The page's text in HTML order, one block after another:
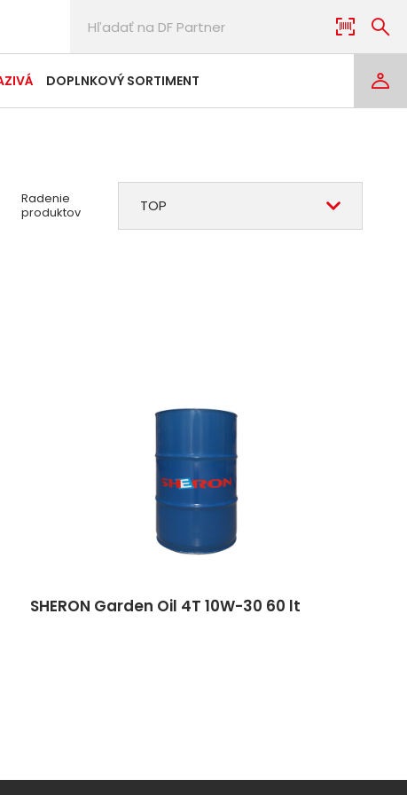
DOPLNKOVÝ SORTIMENT
Radenie
produktov
TOP
SHERON Garden Oil 4T 10W-30 60 lt